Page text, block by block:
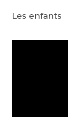
Les enfants